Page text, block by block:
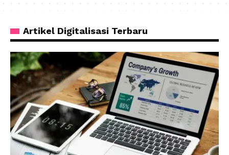
Artikel Digitalisasi Terbaru